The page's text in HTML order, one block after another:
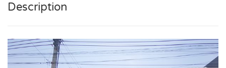
Description